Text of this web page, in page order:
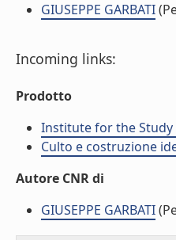
GIUSEPPE GARBATI
Incoming links:
Prodotto
Institute for the Study
Culto e costruzione
Autore CNR di
GIUSEPPE GARBATI